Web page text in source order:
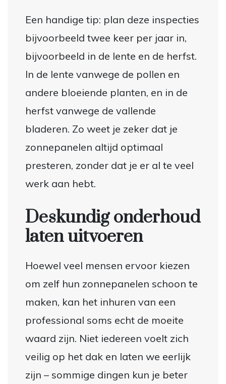
Een handige tip: plan deze inspecties
bijvoorbeeld twee keer per jaar in,
bijvoorbeeld in de lente en de herfst.
In de lente vanwege de pollen en
andere bloeiende planten, en in de
herfst vanwege de vallende
bladeren. Zo weet je zeker dat je
zonnepanelen altijd optimaal
presteren, zonder dat je er al te veel
werk aan hebt.
Deskundig onderhoud
laten uitvoeren
Hoewel veel mensen ervoor kiezen
om zelf hun zonnepanelen schoon te
maken, kan het inhuren van een
professional soms echt de moeite
waard zijn. Niet iedereen voelt zich
veilig op het dak en laten we eerlijk
zijn – sommige dingen kun je beter